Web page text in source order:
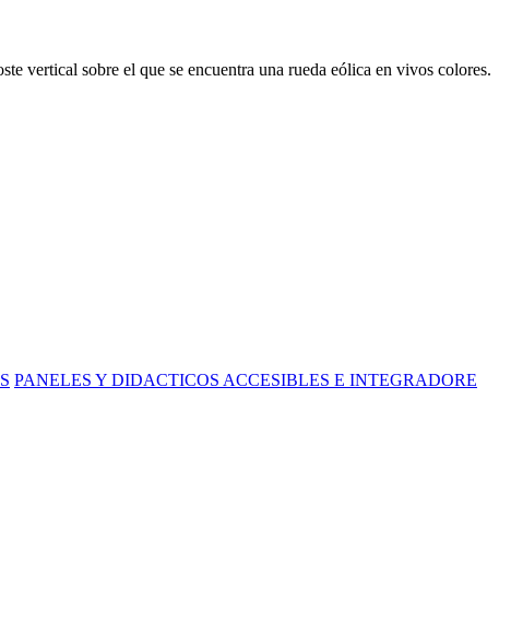
sobre el que se encuentra una rueda eólica en vivos colores.
PANELES Y DIDACTICOS ACCESIBLES E INTEGRADORE